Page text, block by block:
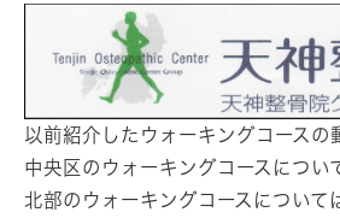
以前紹介したウォーキングコース
中央区のウォーキングコースについ
北部のウォーキングコースについて